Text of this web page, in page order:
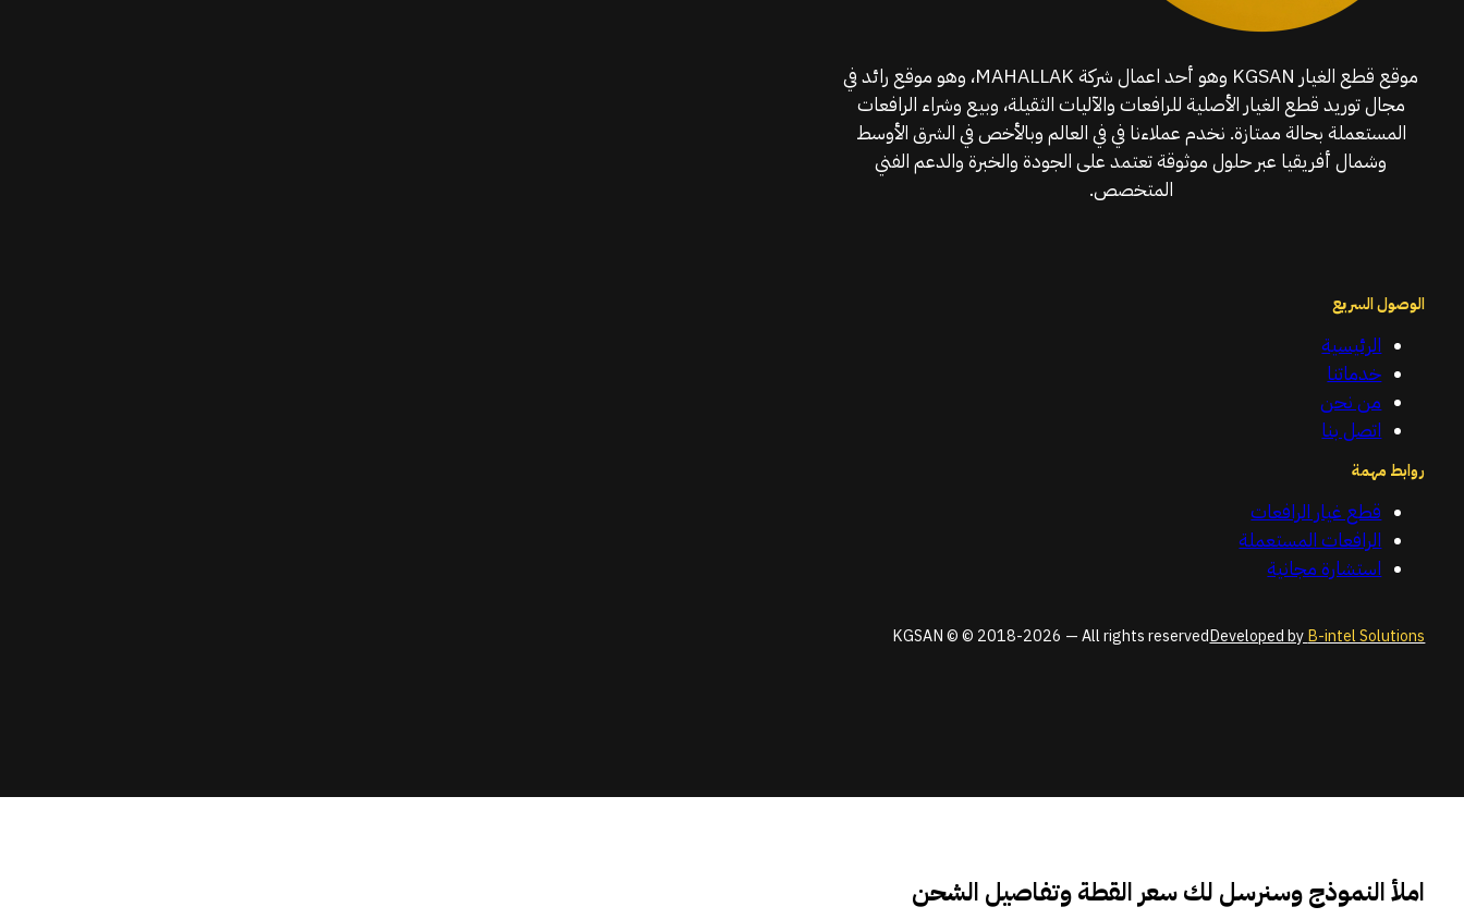
موقع قطع الغيار KGSAN وهو أحد اعمال شركة MAHALLAK، وهو موقع رائد في
مجال توريد قطع الغيار الأصلية للرافعات والآليات الثقيلة، وبيع وشراء الرافعات
المستعملة بحالة ممتازة. نخدم عملاءنا في في العالم وبالأخص في الشرق الأوسط
وشمال أفريقيا عبر حلول موثوقة تعتمد على الجودة والخبرة والدعم الفني
المتخصص.
الوصول السريع
الرئيسية
خدماتنا
من نحن
اتصل بنا
روابط مهمة
قطع غيار الرافعات
الرافعات المستعملة
استشارة مجانية
KGSAN © © 2018-2026 — All rights reservedDeveloped byB-intel Solutions
املأ النموذج وسنرسل لك سعر القطة وتفاصيل الشحن